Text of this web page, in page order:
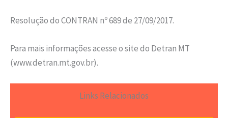
Resolução do CONTRAN nº 689 de 27/09/2017.
Para mais informações acesse o site do Detran MT
(www.detran.mt.gov.br).
Links Relacionados